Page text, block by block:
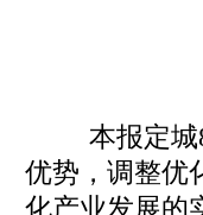
本报定城8
优势，调整优
化产业发展的